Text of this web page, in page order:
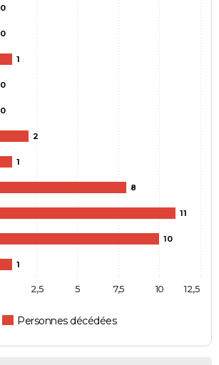
0
0
1
0
0
2
1
8
11
10
1
Personnes décédées
10
2,5 5 7,5 12,5